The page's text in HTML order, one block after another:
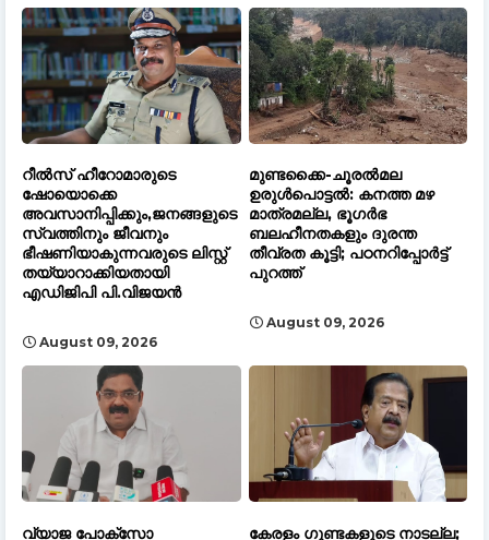
റീൽസ് ഹീറോമാരുടെ
ഷോയൊക്കെ
അവസാനിപ്പിക്കും,ജനങ്ങളുടെ
സ്വത്തിനും ജീവനും
ഭീഷണിയാകുന്നവരുടെ ലിസ്റ്റ്
തയ്യാറാക്കിയതായി
എഡിജിപി പി.വിജയൻ
August 09, 2026
മുണ്ടക്കൈ-ചൂരൽമല
ഉരുൾപൊട്ടൽ: കനത്ത മഴ
മാത്രമല്ല, ഭൂഗർഭ
ബലഹീനതകളും ദുരന്ത
തീവ്രത കൂട്ടി; പഠനറിപ്പോർട്ട്
പുറത്ത്
August 09, 2026
വ്യാജ പോക്സോ
കേരളം ഗുണ്ടകളുടെ നാടല്ല;